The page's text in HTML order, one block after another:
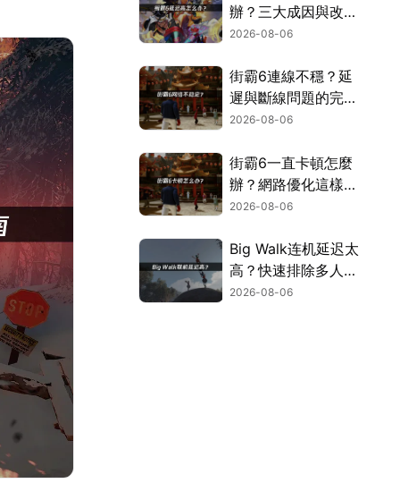
辦？三大成因與改善
對策！
2026-08-06
街霸6連線不穩？延
遲與斷線問題的完整
解決指南！
2026-08-06
街霸6一直卡頓怎麼
辦？網路優化這樣解
決！
2026-08-06
Big Walk连机延迟太
高？快速排除多人游
玩卡顿困扰！
2026-08-06